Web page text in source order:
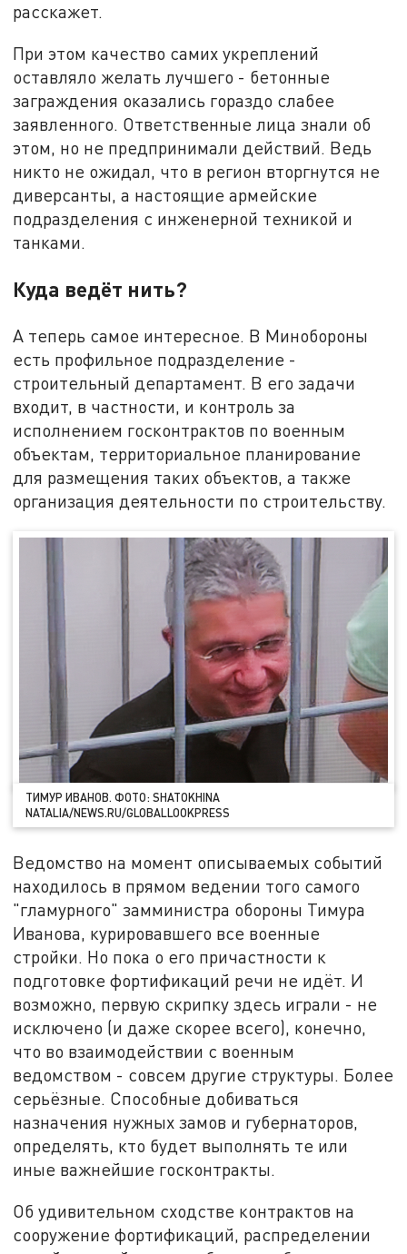
расскажет.
При этом качество самих укреплений
оставляло желать лучшего - бетонные
заграждения оказались гораздо слабее
заявленного. Ответственные лица знали об
этом, но не предпринимали действий. Ведь
никто не ожидал, что в регион вторгнутся не
диверсанты, а настоящие армейские
подразделения с инженерной техникой и
танками.
Куда ведёт нить?
А теперь самое интересное. В Минобороны
есть профильное подразделение -
строительный департамент. В его задачи
входит, в частности, и контроль за
исполнением госконтрактов по военным
объектам, территориальное планирование
для размещения таких объектов, а также
организация деятельности по строительству.
ТИМУР ИВАНОВ. ФОТО: SHATOKHINA
NATALIA/NEWS.RU/GLOBALLOOKPRESS
Ведомство на момент описываемых событий
находилось в прямом ведении того самого
"гламурного" замминистра обороны Тимура
Иванова, курировавшего все военные
стройки. Но пока о его причастности к
подготовке фортификаций речи не идёт. И
возможно, первую скрипку здесь играли - не
исключено (и даже скорее всего), конечно,
что во взаимодействии с военным
ведомством - совсем другие структуры. Более
серьёзные. Способные добиваться
назначения нужных замов и губернаторов,
определять, кто будет выполнять те или
иные важнейшие госконтракты.
Об удивительном сходстве контрактов на
сооружение фортификаций, распределении